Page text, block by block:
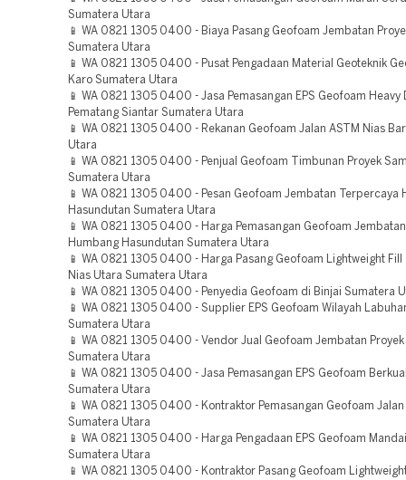
Sumatera Utara
📱 WA 0821 1305 0400 - Biaya Pasang Geofoam Jembatan
Sumatera Utara
📱 WA 0821 1305 0400 - Pusat Pengadaan Material Geoteknik
Karo Sumatera Utara
📱 WA 0821 1305 0400 - Jasa Pemasangan EPS Geofoam Heavy
Pematang Siantar Sumatera Utara
📱 WA 0821 1305 0400 - Rekanan Geofoam Jalan ASTM Nias
Utara
📱 WA 0821 1305 0400 - Penjual Geofoam Timbunan Proyek
Sumatera Utara
📱 WA 0821 1305 0400 - Pesan Geofoam Jembatan Terpercaya
Hasundutan Sumatera Utara
📱 WA 0821 1305 0400 - Harga Pemasangan Geofoam
Humbang Hasundutan Sumatera Utara
📱 WA 0821 1305 0400 - Harga Pasang Geofoam Lightweight Fill
Nias Utara Sumatera Utara
📱 WA 0821 1305 0400 - Penyedia Geofoam di Binjai Sumatera
📱 WA 0821 1305 0400 - Supplier EPS Geofoam Wilayah
Sumatera Utara
📱 WA 0821 1305 0400 - Vendor Jual Geofoam Jembatan
Sumatera Utara
📱 WA 0821 1305 0400 - Jasa Pemasangan EPS Geofoam
Sumatera Utara
📱 WA 0821 1305 0400 - Kontraktor Pemasangan Geofoam
Sumatera Utara
📱 WA 0821 1305 0400 - Harga Pengadaan EPS Geofoam
Sumatera Utara
📱 WA 0821 1305 0400 - Kontraktor Pasang Geofoam